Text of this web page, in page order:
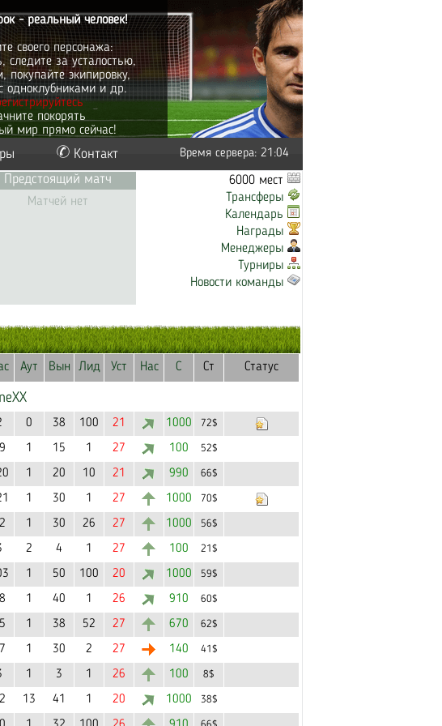
- реальный человек!
своего персонажа:
следите за усталостью,
покупайте экипировку,
одноклубниками и др.
покорять
мир прямо сейчас!
Контакт Время сервера: 21:04
Предстоящий матч
Матчей нет
6000 мест
Трансферы
Календарь
Награды
Менеджеры
Турниры
Новости команды
Аут Вын Лид Уст Нас С Ст Статус
0 38 100 21 1000 72$
1 15 1 27 100 52$
1 20 10 21 990 66$
1 30 1 27 1000 70$
1 30 26 27 1000 56$
2 4 1 27 100 21$
1 50 100 20 1000 59$
1 40 1 26 910 60$
1 38 52 27 670 62$
1 30 2 27 140 41$
1 3 1 26 100 8$
13 41 1 20 1000 38$